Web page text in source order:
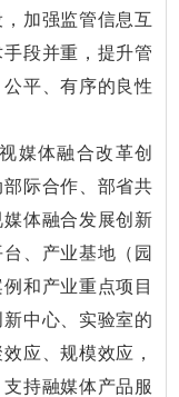
加强监管信息互
段并重，提升管
平、有序的良性
媒体融合改革创
际合作、部省共
体融合发展创新
、产业基地（园
和产业重点项目
中心、实验室的
应、规模效应，
持融媒体产品服